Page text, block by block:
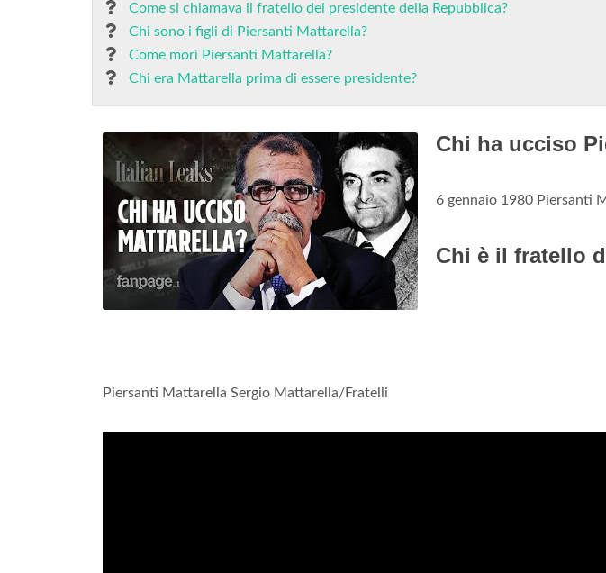
Come si chiamava il fratello del presidente della Repubblica?
Chi sono i figli di Piersanti Mattarella?
Come morì Piersanti Mattarella?
Chi era Mattarella prima di essere presidente?
Chi ha ucciso
6 gennaio 1980 Piersanti
Chi è il fratello
Piersanti Mattarella Sergio Mattarella/Fratelli